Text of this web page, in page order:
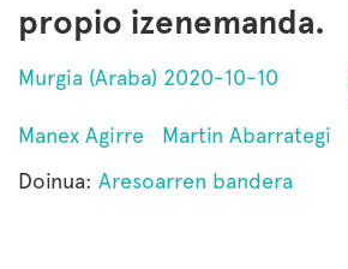
propio izenemanda.
Murgia (Araba) 2020-10-10
Manex Agirre
Martin Abarrategi
Doinua: Aresoarren bandera